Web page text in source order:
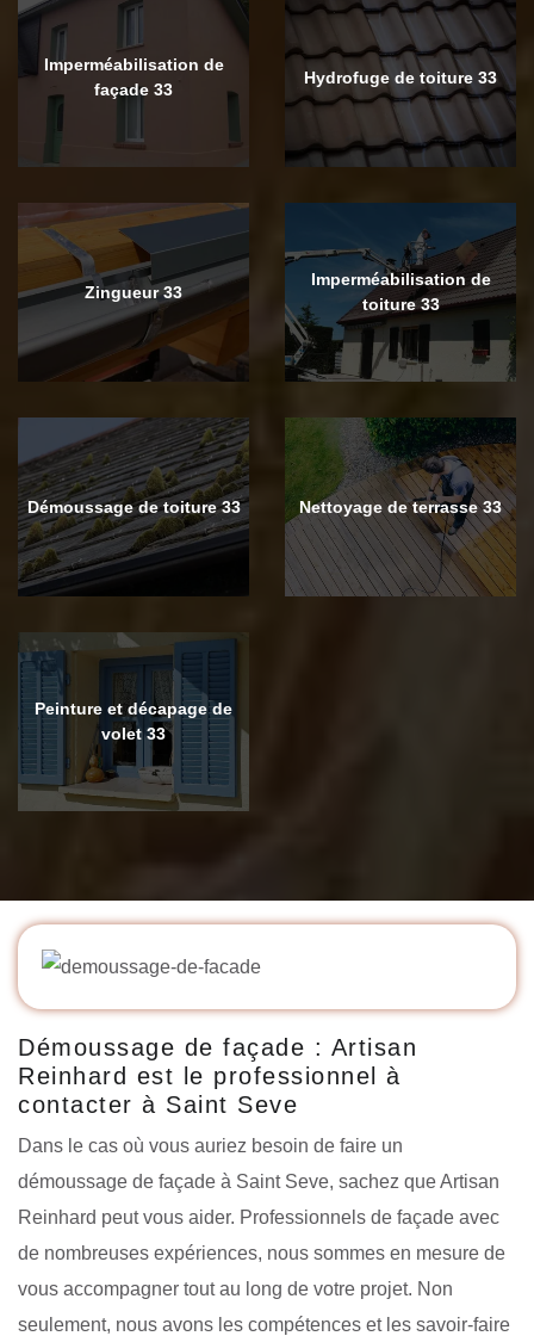
Imperméabilisation de
façade 33
Hydrofuge de toiture 33
Zingueur 33
Imperméabilisation de
toiture 33
Démoussage de toiture 33 Nettoyage de terrasse 33
Peinture et décapage de
volet 33
Démoussage de façade : Artisan
Reinhard est le professionnel à
contacter à Saint Seve
Dans le cas où vous auriez besoin de faire un
démoussage de façade à Saint Seve, sachez que Artisan
Reinhard peut vous aider. Professionnels de façade avec
de nombreuses expériences, nous sommes en mesure de
vous accompagner tout au long de votre projet. Non
seulement, nous avons les compétences et les savoir-faire